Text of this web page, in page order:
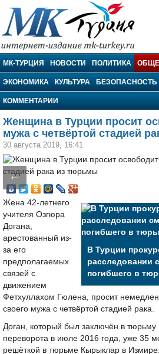
МК-Турция
МК-ТУРЦИЯ НОВОСТИ ПОЛИТИКА
ЭКОНОМИКА КУЛЬТУРА БЕЗОПАСНОСТЬ
КОММЕНТАРИИ
Женщина в Турции просит
мужа с четвёртой стадией
30 августа 2019, 16:41
←
В Турции
расследовании
погибшего в
Жена 42-летнего
учителя Озгюра
Догана,
арестованный из-
за его
предполагаемых
связей с
движением
Фетхуллахом Гюлена, просит
своего мужа с четвёртой стадией рака.
Доган, который был заключён в тюрьму
переворота в июле 2016 года, уже 35
решёткой в тюрьме Кырыклар в